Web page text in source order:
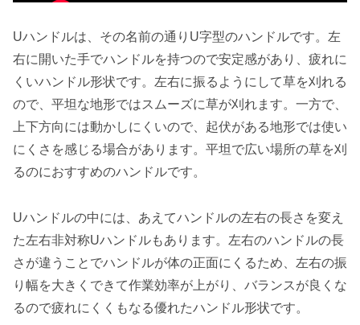
Uハンドルは、その名前の通りU字型のハンドルです。左
右に開いた手でハンドルを持つので安定感があり、疲れに
くいハンドル形状です。左右に振るようにして草を刈れる
ので、平坦な地形ではスムーズに草が刈れます。一方で、
上下方向には動かしにくいので、起伏がある地形では使い
にくさを感じる場合があります。 平坦で広い場所の草を刈
るのにおすすめのハンドルです。
Uハンドルの中には、あえてハンドルの左右の長さを変え
た左右非対称Uハンドルもあります。左右のハンドルの長
さが違うことでハンドルが体の正面にくるため、左右の振
り幅を大きくできて作業効率が上がり、バランスが良くな
るので疲れにくくもなる優れたハンドル形状です。